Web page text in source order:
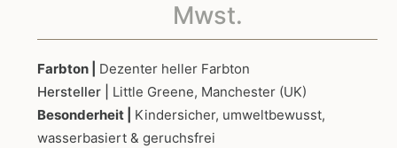
Mwst.
Farbton | Dezenter heller Farbton
Hersteller | Little Greene, Manchester (UK)
Besonderheit | Kindersicher, umweltbewusst,
wasserbasiert & geruchsfrei